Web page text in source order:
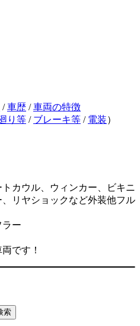
/車歴 /車両の特徴
り等 / ブレーキ等 / 電装）
カウル、ウィンカー、ビキニ
リヤショックなど外装他フル
ー
です！